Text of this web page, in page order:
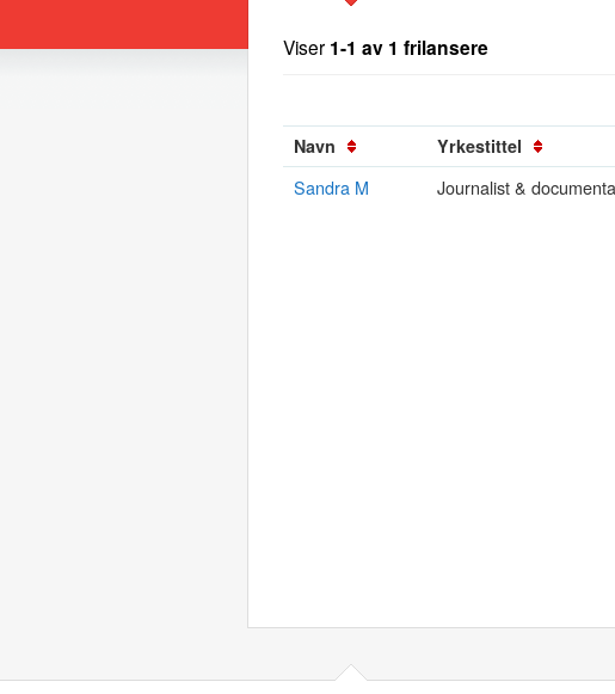
Viser 1-1 av 1 frilansere
Navn Yrkestittel
Sandra M Journalist &